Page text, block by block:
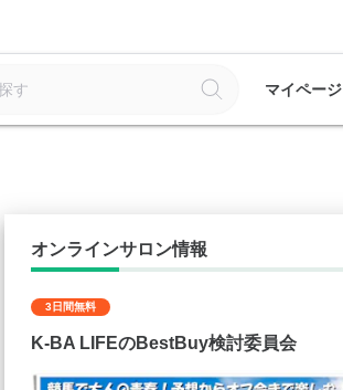
マイページ
オンラインサロン情報
3日間無料
K-BA LIFEのBestBuy検討委員会